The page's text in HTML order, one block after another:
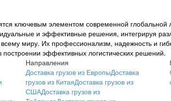
ключевым элементом современной глобальной
и эффективные решения, интегрируя
миру. Их профессионализм, надежность и
эффективных логистических решений.
Направления
Доставка грузов из ЕвропыДоставка
грузов из КитаяДоставка грузов из
СШАДоставка грузов из